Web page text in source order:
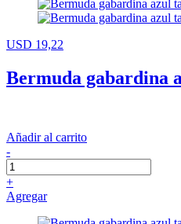
USD 19,22
Bermuda gabardina
Añadir al carrito
-
+
Agregar